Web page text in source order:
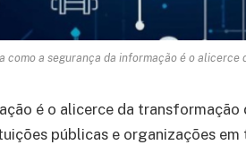
como a segurança da informação é o
é o alicerce da
públicas e organizações